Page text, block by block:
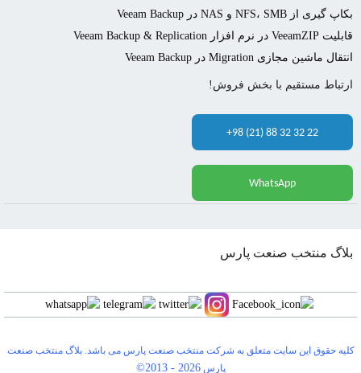
بکاپ گیری از NFS، SMB و NAS در Veeam Backup
قابلیت VeeamZIP در نرم افزار Veeam Backup & Replication
انتقال ماشین مجازی Migration در Veeam Backup
ارتباط مستقیم با بخش فروش!
+98 (21) 88 32 32 22
WhatsApp
بلاگ منتخب صنعت پارس
کلیه حقوق این سایت متعلق به شرکت منتخب صنعت پارس می باشد. بلاگ منتخب صنعت
پارس
©2013 -2026